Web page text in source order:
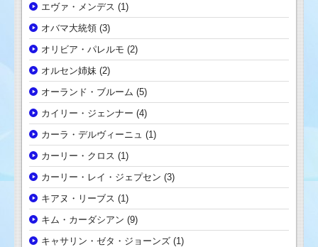
エヴァ・メンデス (1)
オバマ大統領 (3)
オリビア・パレルモ (2)
オルセン姉妹 (2)
オーランド・ブルーム (5)
カイリー・ジェンナー (4)
カーラ・デルヴィーニュ (1)
カーリー・クロス (1)
カーリー・レイ・ジェプセン (3)
キアヌ・リーブス (1)
キム・カーダシアン (9)
キャサリン・ゼタ・ジョーンズ (1)